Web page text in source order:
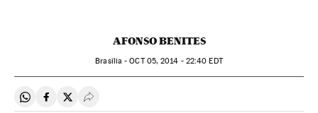
AFONSO BENITES
Brasília -OCT05, 2014 - 22:40 EDT
Compartir en Whatsapp
Compartir en Facebook
Compartir en Twitter
Desplegar Redes Sociales